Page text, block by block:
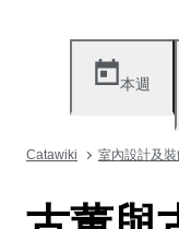
本週
Catawiki 室內設計及